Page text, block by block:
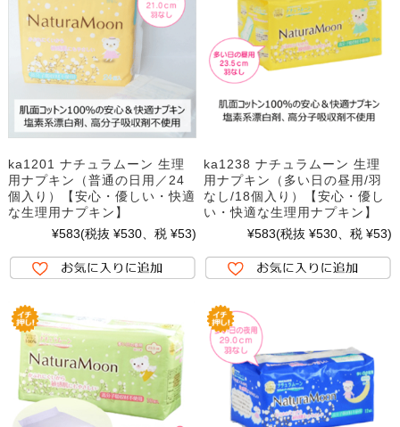
ka1201 ナチュラムーン 生理
用ナプキン（普通の日用／24
個入り）【安心・優しい・快適
な生理用ナプキン】
¥583(税抜 ¥530、税 ¥53)
ka1238 ナチュラムーン 生理
用ナプキン（多い日の昼用/羽
なし/18個入り）【安心・優し
い・快適な生理用ナプキン】
¥583(税抜 ¥530、税 ¥53)